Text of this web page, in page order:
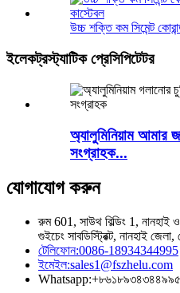
উচ্চ শক্তি কম সিমেন্ট
ইলেকট্রস্ট্যাটিক প্রেসিপিটেটর
অ্যালুমিনিয়াম আমার
সংগ্রাহক...
যোগাযোগ করুন
রুম 601, সাউথ বিল্ডিং 1, নানহাই
গুইচেং সাবডিস্ট্রিক্ট, নানহাই জেলা,
টেলিফোন:0086-18934344995
ইমেইল:sales1@fszhelu.com
Whatsapp:+৮৬১৮৯৩৪৩৪৪৯৯৫